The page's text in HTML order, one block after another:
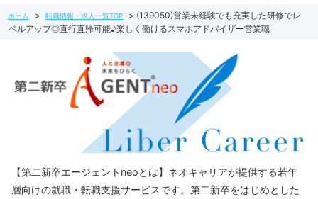
ホーム 転職情報・求人一覧TOP
(139050)営業未経験でも充実した研修でレ
ベルアップ◎直行直帰可能♪楽しく働けるスマホアドバイザー営業職
【第二新卒エージェントneoとは】ネオキャリアが提供する若年
層向けの就職・転職支援サービスです。第二新卒をはじめとした